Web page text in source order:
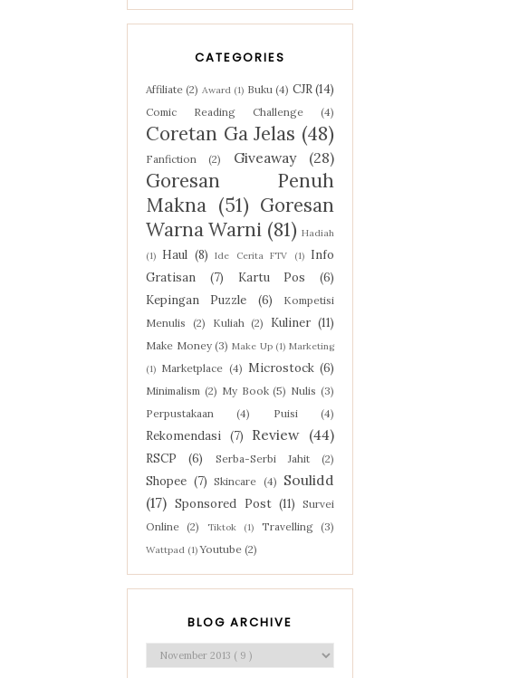
CATEGORIES
Affiliate (2) Award (1) Buku (4) CJR (14)
Comic Reading Challenge (4)
Coretan Ga Jelas (48)
Fanfiction (2) Giveaway (28)
Goresan Penuh
Makna (51) Goresan
Warna Warni (81) Hadiah
(1)
Haul (8) Ide Cerita FTV (1)
Info
Gratisan
(7) Kartu Pos
(6)
Kepingan Puzzle
(6)
Kompetisi
Menulis (2) Kuliah (2) Kuliner (11)
Make Money (3) Make Up (1) Marketing
(1) Marketplace (4) Microstock (6)
Minimalism (2) My Book (5) Nulis (3)
Perpustakaan
(4) Puisi (4)
Rekomendasi (7) Review (44)
RSCP (6) Serba-Serbi Jahit (2)
Shopee (7) Skincare (4) Soulidd
(17) Sponsored Post (11) Survei
Online (2) Tiktok (1) Travelling (3)
Wattpad (1) Youtube (2)
BLOG ARCHIVE